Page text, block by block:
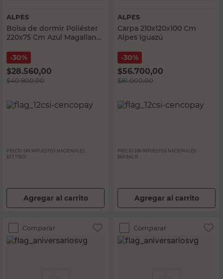
ALPES
Bolsa de dormir Poliéster
220x75 Cm Azul Magallanes
30%
$28.560,00
$40.800,00
PRECIO SIN IMPUESTOS NACIONALES:
$33.719,01
Agregar al carrito
ALPES
Carpa 210x120x100 Cm
Alpes Iguazú
30%
$56.700,00
$81.000,00
PRECIO SIN IMPUESTOS NACIONALES:
$66.942,15
Agregar al carrito
Comparar Comparar